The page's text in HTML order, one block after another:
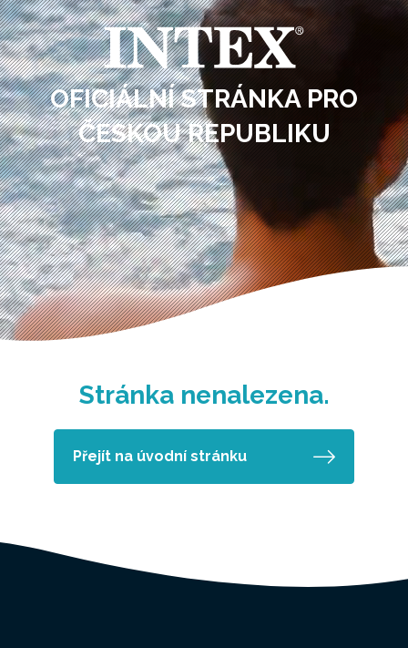
OFICIÁLNÍ STRÁNKA PRO
ČESKOU REPUBLIKU
Stránka nenalezena.
Přejít na úvodní stránku